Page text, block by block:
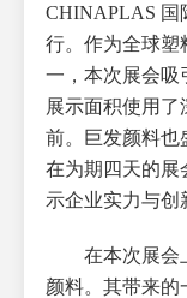
CHINAPLAS 国
行。作为全球塑
一，本次展会吸
展示面积使用
前。巨发颜料也
在为期四天的展
示企业实力与创
在本次展会
颜料。其带来的